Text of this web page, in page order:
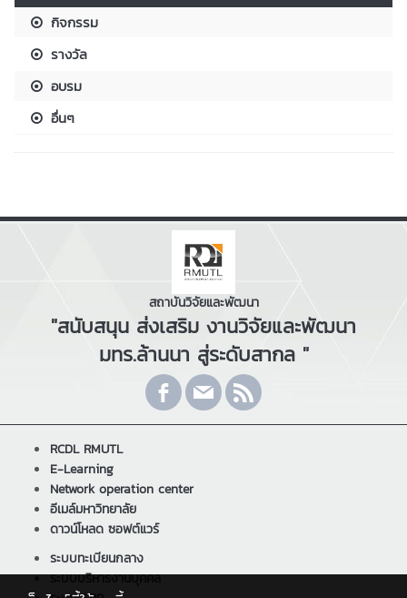
กิจกรรม
รางวัล
อบรม
อื่นๆ
สถาบันวิจัยและพัฒนา
"สนับสนุน ส่งเสริม งานวิจัยและพัฒนา
มทร.ล้านนา สู่ระดับสากล "
RCDL RMUTL
E-Learning
Network operation center
อีเมล์มหาวิทยาลัย
ดาวน์โหลด ซอฟต์แวร์
ระบบทะเบียนกลาง
ระบบบริหารงานบุคคล